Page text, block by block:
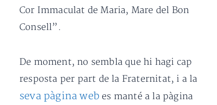
Cor Immaculat de Maria, Mare del Bon
Consell”.
De moment, no sembla que hi hagi cap
resposta per part de la Fraternitat, i a la
seva pàgina web es manté a la pàgina